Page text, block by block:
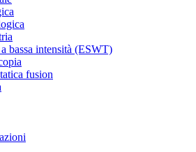
bassa intensità (ESWT)
fusion